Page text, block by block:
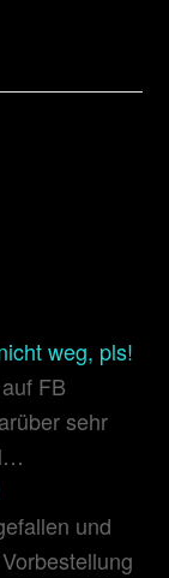
weg, pls!
FB
sehr
und